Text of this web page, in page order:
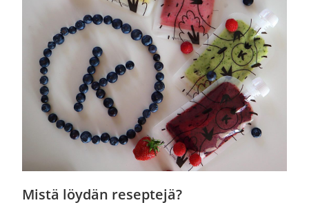
Mistä löydän reseptejä?